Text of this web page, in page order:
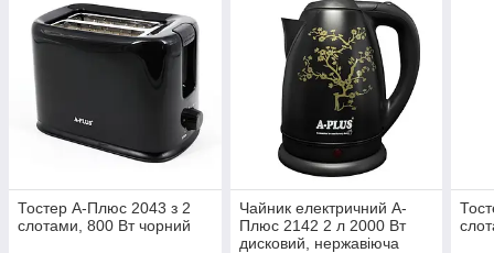
Тостер А-Плюс 2043 з 2
слотами, 800 Вт чорний
Чайник електричний А-
Плюс 2142 2 л 2000 Вт
дисковий, нержавіюча